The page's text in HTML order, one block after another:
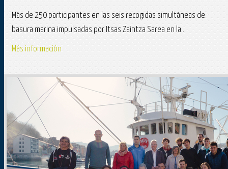
Más de 250 participantes en las seis recogidas simultáneas de
basura marina impulsadas por Itsas Zaintza Sarea en la...
Más información